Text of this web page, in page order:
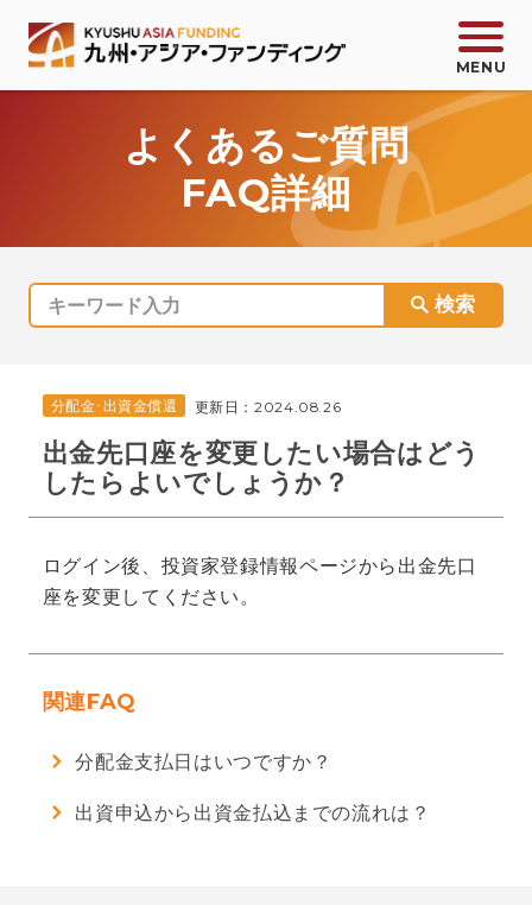
お問い合わせ 会員登録 ログイン
サービス紹介
商品一覧
KAFコミック
ご利用ガイド
お知らせ
よくあるご質問
FAQ詳細
分配金･出資金償還 更新日：2024.08.26
出金先口座を変更したい場合はどう
したらよいでしょうか？
ログイン後、投資家登録情報ページから出金先口
座を変更してください。
関連FAQ
分配金支払日はいつですか？
出資申込から出資金払込までの流れは？